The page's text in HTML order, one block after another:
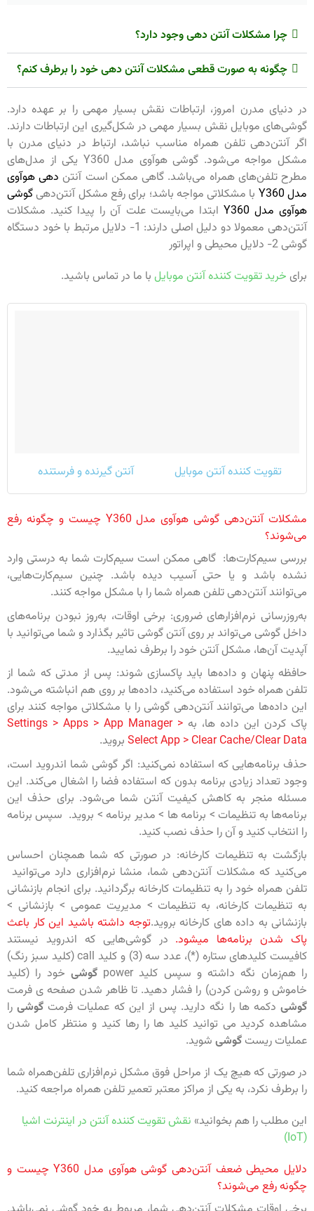
چرا مشکلات آنتن دهی وجود دارد؟
چگونه به صورت قطعی مشکلات آنتن دهی خود را برطرف کنم؟
در دنیای مدرن امروز، ارتباطات نقش بسیار مهمی را بر عهده دارد.
گوشی‌های موبایل نقش بسیار مهمی در شکل‌گیری این ارتباطات دارند.
اگر آنتن‌دهی تلفن همراه مناسب نباشد، ارتباط در دنیای مدرن با
مشکل مواجه می‌‌شود. گوشی هوآوی مدل Y360 یکی از مدل‌های
مطرح تلفن‌های همراه می‌باشد. گاهی ممکن است آنتندهی هوآوی
مدل Y360
با مشکلاتی مواجه باشد؛ برای رفع مشکل آنتن‌دهیگوشی
هوآوی مدل Y360
ابتدا می‌بایست علت آن را پیدا کنید. مشکلات
آنتن‌دهی معمولا دو دلیل اصلی دارند: 1- دلایل مرتبط با خود دستگاه
گوشی 2- دلایل محیطی و اپراتور
برای خرید تقویت کننده آنتن موبایل با ما در تماس باشید.
تقویت کننده آنتن موبایل آنتن گیرنده و فرستنده
مشکلات آنتن‌دهی گوشی هوآوی مدل Y360 چیست و چگونه رفع
می‌شوند؟
بررسی سیم‌کارت‌ها: گاهی ممکن است سیم‌کارت شما به درستی وارد
نشده باشد و یا حتی آسیب دیده باشد. چنین سیم‌کارت‌هایی،
می‌توانند آنتن‌دهی تلفن همراه شما را با مشکل مواجه کنند.
به‌روزرسانی نرم‌افزار‌های ضروری: برخی اوقات، به‌روز نبودن برنامه‌های
داخل گوشی می‌تواند بر روی آنتن گوشی تاثیر بگذارد و شما می‌توانید با
آپدیت آن‌ها، مشکل آنتن خود را برطرف نمایید.
حافظه پنهان و داده‌ها باید پاکسازی شوند: پس از مدتی که شما از
تلفن همراه‌ خود استفاده می‌کنید، داده‌ها بر روی هم انباشته می‌شود.
این داده‌ها می‌توانند آنتن‌دهی گوشی را با مشکلاتی مواجه کنند برای
پاک کردن این داده ها، به Settings > Apps > App Manager >
Select App > Clear Cache/Clear Data بروید.
حذف برنامه‌هایی که استفاده نمی‌کنید: اگر گوشی شما اندروید است،
وجود تعداد زیادی برنامه بدون که استفاده فضا را اشغال می‌کند. این
مسئله منجر به کاهش کیفیت آنتن شما می‌شود. برای حذف این
برنامه‌ها به تنظیمات > برنامه ها > مدیر برنامه > بروید. سپس برنامه
را انتخاب کنید و آن را حذف نصب کنید.
بازگشت به تنظیمات کارخانه: در صورتی که شما همچنان احساس
می‌کنید که مشکلات آنتن‌دهی شما، منشا نرم‌افزاری دارد می‌توانید
تلفن همراه خود را به تنظیمات کارخانه برگردانید. برای انجام بازنشانی
به تنظیمات کارخانه، به تنظیمات > مدیریت عمومی > بازنشانی >
بازنشانی به داده های کارخانه بروید.توجه داشته باشید این کار باعث
پاک شدن برنامه‌ها میشود. در گوشی‌هایی که اندروید نیستند
کافیست
کلیدهای ستاره (*)، عدد سه (3) و کلید call (کلید سبز رنگ)
را هم‌زمان نگه داشته و سپس کلید power
گوشی خود را (کلید
خاموش و روشن کردن) را فشار دهید. تا ظاهر شدن صفحه ی فرمت
گوشیدکمه ها را نگه دارید. پس از این که عملیات فرمت گوشیرا
مشاهده کردید می توانید کلید ها را رها کنید و منتظر کامل شدن
عملیات ریستگوشی شوید.
در صورتی که هیچ یک از مراحل فوق مشکل نرم‌افزاری تلفن‌همراه شما
را برطرف نکرد، به یکی از مراکز معتبر تعمیر تلفن همراه مراجعه کنید.
این مطلب را هم بخوانید» نقش تقویت کننده آنتن در اینترنت اشیا
(IoT)
دلایل محیطی ضعف آنتن‌دهی گوشی هوآوی مدل Y360 چیست و
چگونه رفع می‌شوند؟